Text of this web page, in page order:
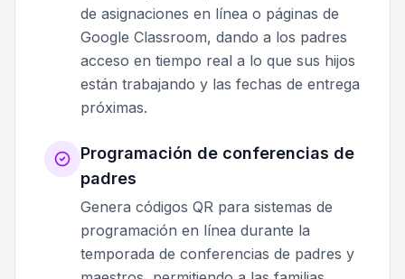
de asignaciones en línea o páginas de
Google Classroom, dando a los padres
acceso en tiempo real a lo que sus hijos
están trabajando y las fechas de entrega
próximas.
Programación de conferencias de
padres
Genera códigos QR para sistemas de
programación en línea durante la
temporada de conferencias de padres y